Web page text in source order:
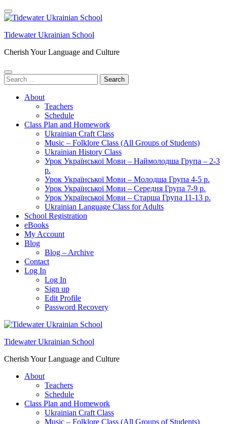
Skip
to
(Press
Tidewater Ukrainian School
Cherish Your Language and Culture
Search
for:
About
Teachers
Schedule
Class Plan and Homework
Ukrainian Craft Class
Music – Folklore Class (All Groups of Students)
Ukrainian History Class
Урок Української Мови – Наймолодша Група – 2-3
р.
Урок Української Мови – Молодша Група 4-5 р.
Урок Української Мови – Середня Група 7-9 р.
Урок Української Мови – Старша Група 11-13 р.
Ukrainian Language Class for Adults
School Registration
eBooks
My Account
Blog
Blog – Archive
Contact
Log In
Log In
Sign up
Edit Profile
Password Recovery
Tidewater Ukrainian School
Cherish Your Language and Culture
About
Teachers
Schedule
Class Plan and Homework
Ukrainian Craft Class
Music – Folklore Class (All Groups of Students)